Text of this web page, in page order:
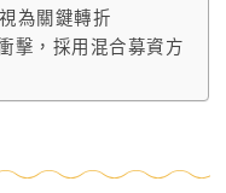
為關鍵轉折
擊，採用混合募資方